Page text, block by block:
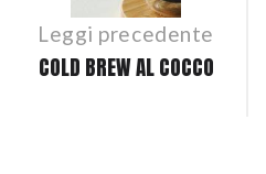
Leggi precedente
COLD BREW AL COCCO